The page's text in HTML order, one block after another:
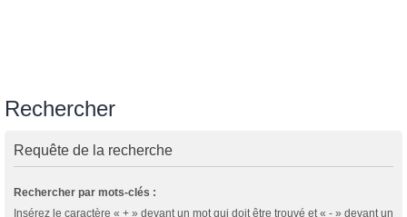
Rechercher
Requête de la recherche
Rechercher par mots-clés :
Insérez le caractère « + » devant un mot qui doit être trouvé et « - » devant un